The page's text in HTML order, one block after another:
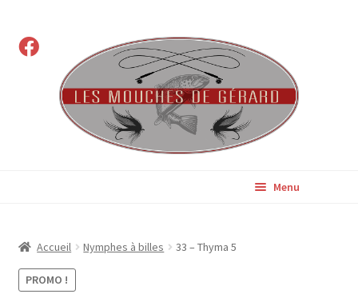
Menu
Mon histoire
Accueil Nymphes à billes 33 – Thyma 5
PROMO !